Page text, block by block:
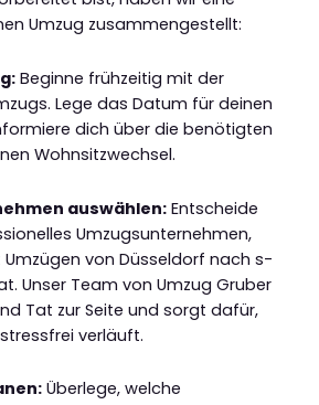
Umzug zusammengestellt:
Beginne frühzeitig mit der
Lege das Datum für deinen
dich über die benötigten
Wohnsitzwechsel.
auswählen: Entscheide
Umzugsunternehmen,
von Düsseldorf nach s-
Unser Team von Umzug Gruber
Tat zur Seite und sorgt dafür,
verläuft.
Überlege, welche